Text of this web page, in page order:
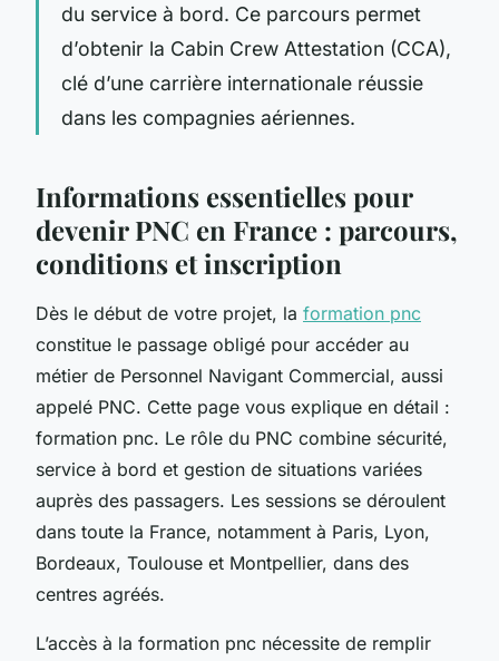
du service à bord. Ce parcours permet
d’obtenir la Cabin Crew Attestation (CCA),
clé d’une carrière internationale réussie
dans les compagnies aériennes.
Informations essentielles pour
devenir PNC en France : parcours,
conditions et inscription
Dès le début de votre projet, la formation pnc
constitue le passage obligé pour accéder au
métier de Personnel Navigant Commercial, aussi
appelé PNC. Cette page vous explique en détail :
formation pnc. Le rôle du PNC combine sécurité,
service à bord et gestion de situations variées
auprès des passagers. Les sessions se déroulent
dans toute la France, notamment à Paris, Lyon,
Bordeaux, Toulouse et Montpellier, dans des
centres agréés.
L’accès à la formation pnc nécessite de remplir